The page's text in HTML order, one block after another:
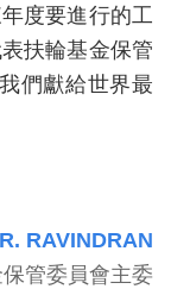
度要進行的工
扶輪基金保管
們獻給世界最
RAVINDRAN
管委員會主委